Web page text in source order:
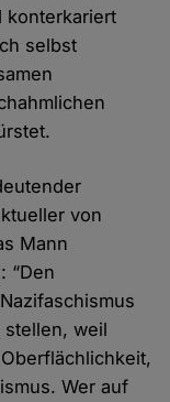
konterkariert
selbst
von
Mann
“Den
weil
Wer auf